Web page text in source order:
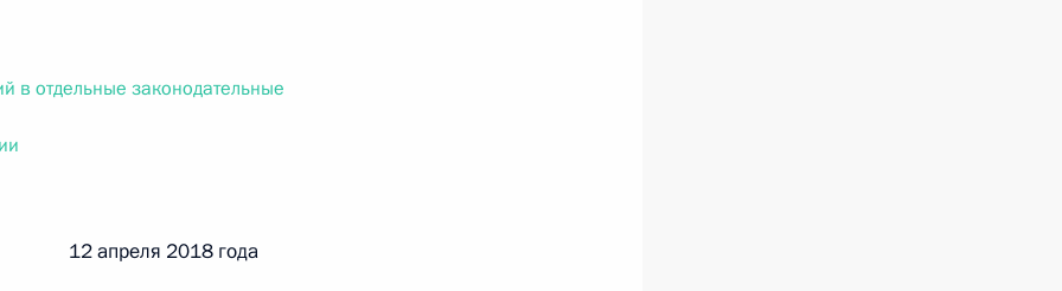
г. № 256-ФЗ
«О присяжных заседателях федеральных судов общей
в отдельные законодательные
12 апреля 2018 года